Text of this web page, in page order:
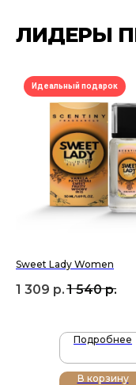
ЛИДЕРЫ
Идеальный подарок
Sweet Lady Women
1 309 р. 1 540 р.
Подробнее
В корзину
ООО «Парфюм Элит»
Адрес: 109518, Москва,
ИНН/КПП: 7730708832/
ОГРН: 1147746746531
Турция
Политика обработки персональных